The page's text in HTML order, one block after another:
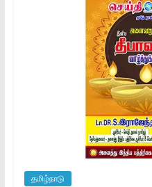
தமிழ்நாடு